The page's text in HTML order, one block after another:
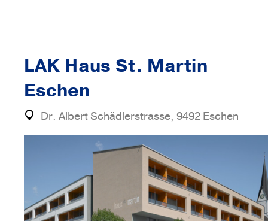
LAK Haus St. Martin
Eschen
Dr. Albert Schädlerstrasse, 9492 Eschen